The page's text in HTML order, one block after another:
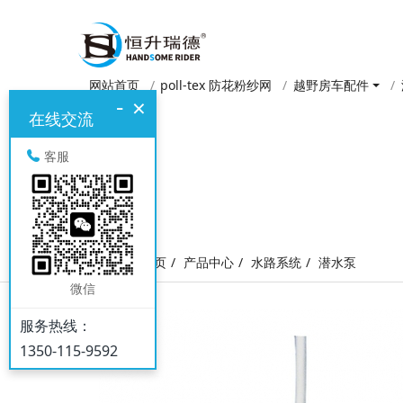
网站首页 poll-tex 防花粉纱网 越野房车配件
网站首页 产品中心 水路系统 潜水泵
×
-
在线交流
客服
微信
服务热线：
1350-115-9592